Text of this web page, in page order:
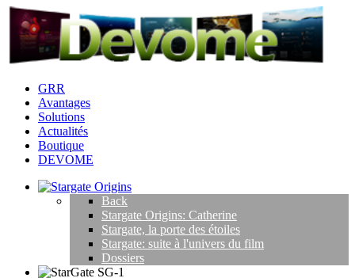
GRR
Avantages
Solutions
Actualités
Boutique
DEVOME
Back
Stargate Origins: Catherine
Stargate, la porte des étoiles
Stargate: suite à l'univers du film
Dossiers